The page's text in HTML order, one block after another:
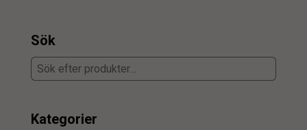
Sök
Kategorier